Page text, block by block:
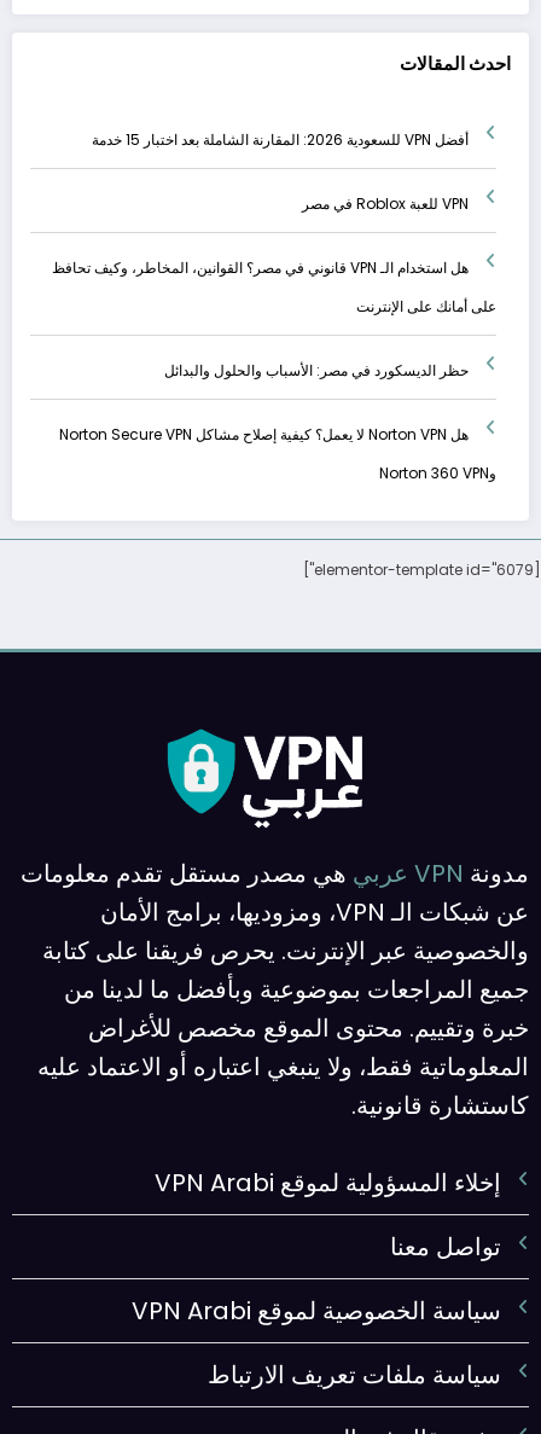
احدث المقالات
أفضل VPN للسعودية 2026: المقارنة الشاملة بعد اختبار 15 خدمة
VPN للعبة Roblox في مصر
هل استخدام الـ VPN قانوني في مصر؟ القوانين، المخاطر، وكيف تحافظ
على أمانك على الإنترنت
حظر الديسكورد في مصر: الأسباب والحلول والبدائل
هل Norton VPN لا يعمل؟ كيفية إصلاح مشاكل Norton Secure VPN
وNorton 360 VPN
مدونة VPN عربي
هي مصدر مستقل تقدم معلومات
عن شبكات الـ VPN، ومزوديها، برامج الأمان
والخصوصية عبر الإنترنت. يحرص فريقنا على كتابة
جميع المراجعات بموضوعية وبأفضل ما لدينا من
خبرة وتقييم. محتوى الموقع مخصص للأغراض
المعلوماتية فقط، ولا ينبغي اعتباره أو الاعتماد عليه
كاستشارة قانونية.
إخلاء المسؤولية لموقع VPN Arabi
تواصل معنا
سياسة الخصوصية لموقع VPN Arabi
سياسة ملفات تعريف الارتباط